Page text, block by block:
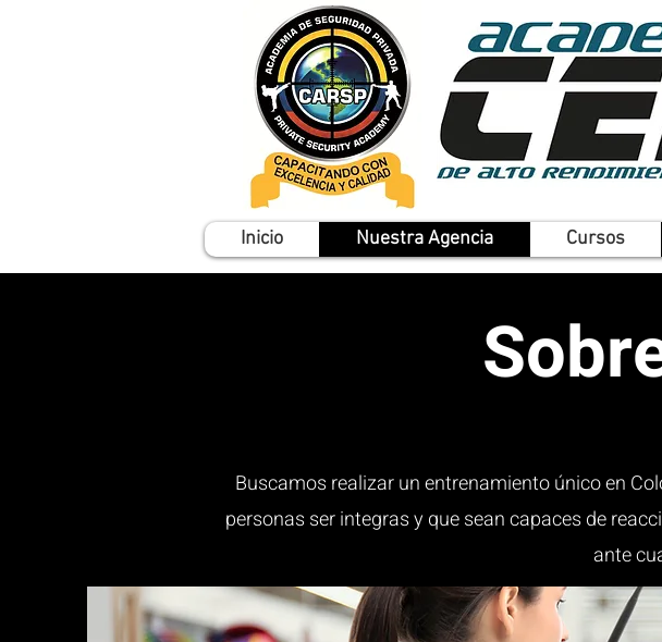
Inicio Nuestra Agencia Cursos
Buscamos realizar un entrenamiento único en
personas ser integras y que sean capaces de
ante